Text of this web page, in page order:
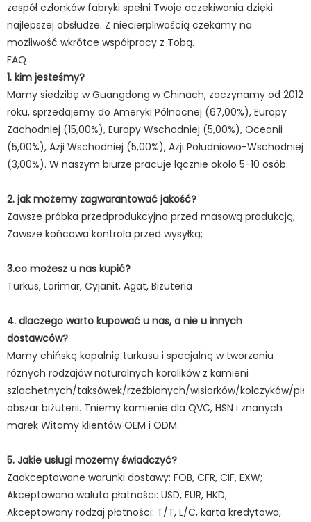
zespół członków fabryki spełni Twoje oczekiwania dzięki
najlepszej obsłudze. Z niecierpliwością czekamy na
możliwość wkrótce współpracy z Tobą.
FAQ
1. kim jesteśmy?
Mamy siedzibę w Guangdong w Chinach, zaczynamy od 2012
roku, sprzedajemy do Ameryki Północnej (67,00%), Europy
Zachodniej (15,00%), Europy Wschodniej (5,00%), Oceanii
(5,00%), Azji Wschodniej (5,00%), Azji Południowo-Wschodniej
(3,00%). W naszym biurze pracuje łącznie około 5-10 osób.
2. jak możemy zagwarantować jakość?
Zawsze próbka przedprodukcyjna przed masową produkcją;
Zawsze końcowa kontrola przed wysyłką;
3.co możesz u nas kupić?
Turkus, Larimar, Cyjanit, Agat, Biżuteria
4. dlaczego warto kupować u nas, a nie u innych
dostawców?
Mamy chińską kopalnię turkusu i specjalną w tworzeniu
różnych rodzajów naturalnych koralików z kamieni
szlachetnych/taksówek/rzeźbionych/wisiorków/kolczyków/
obszar biżuterii. Tniemy kamienie dla QVC, HSN i znanych
marek Witamy klientów OEM i ODM.
5. Jakie usługi możemy świadczyć?
Zaakceptowane warunki dostawy: FOB, CFR, CIF, EXW;
Akceptowana waluta płatności: USD, EUR, HKD;
Akceptowany rodzaj płatności: T/T, L/C, karta kredytowa,